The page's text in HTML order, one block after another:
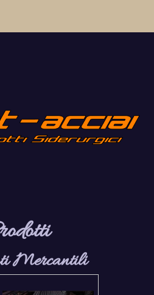
Mercantili